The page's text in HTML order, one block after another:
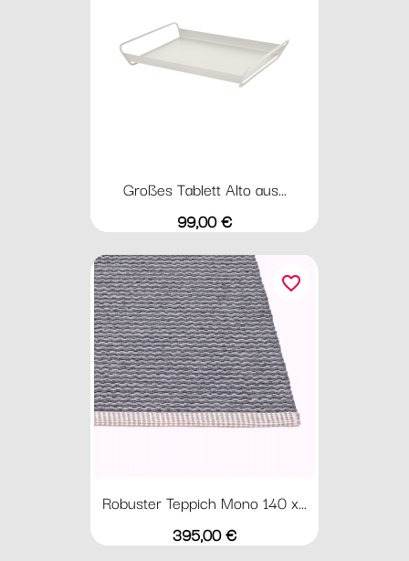
Großes Tablett Alto aus...
Preis
99,00 €
Robuster Teppich Mono 140 x...
Preis
395,00 €
favorite_border